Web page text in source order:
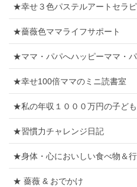
★幸せ３色パステルアートセラ
★薔薇色ママライフサポート
★ママ・パパへハッピーママ・
★幸せ100倍ママのミニ読書室
★私の年収１０００万円の子ど
★習慣力チャレンジ日記
★身体・心においしい食べ物＆
★ 薔薇 & おでかけ